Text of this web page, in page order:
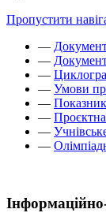
Пропустити
—
—
—
— Умови
—
— Проєктна
—
—